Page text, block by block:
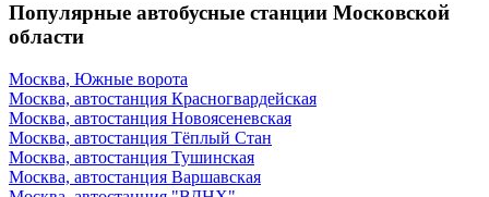
Популярные автобусные станции Московской
области
Москва, Южные ворота
Москва, автостанция Красногвардейская
Москва, автостанция Новоясеневская
Москва, автостанция Тёплый Стан
Москва, автостанция Тушинская
Москва, автостанция Варшавская